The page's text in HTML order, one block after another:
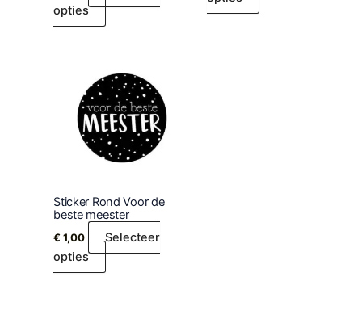
opties
Sticker Rond Voor de
beste meester
€1,00
Selecteer
opties